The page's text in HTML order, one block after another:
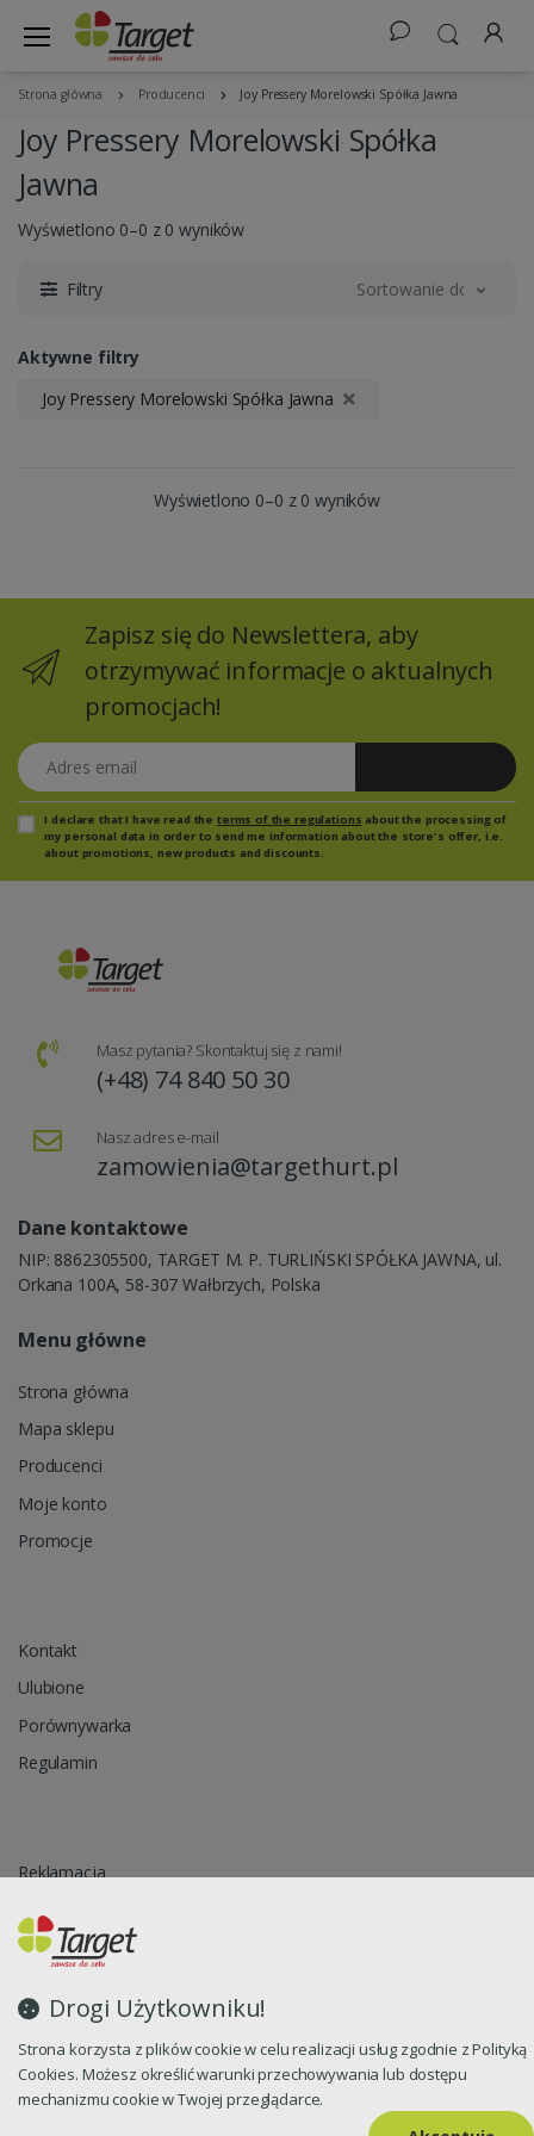
Drogi Użytkowniku!
Strona korzysta z plików cookie w celu realizacji usług zgodnie z Polityką
Cookies. Możesz określić warunki przechowywania lub dostępu
mechanizmu cookie w Twojej przeglądarce.
Strona główna Producenci Joy Pressery Morelowski Spółka Jawna
Joy Pressery Morelowski Spółka
Jawna
Wyświetlono 0–0 z 0 wyników
Filtry Sortowanie domyślne
Aktywne filtry
Joy Pressery Morelowski Spółka Jawna
Wyświetlono 0–0 z 0 wyników
Zapisz się do Newslettera, aby
otrzymywać informacje o aktualnych
promocjach!
Adres email
I declare that I have read the terms of the regulations about the processing of
my personal data in order to send me information about the store's offer, i.e.
about promotions, new products and discounts.
Masz pytania? Skontaktuj się z nami!
(+48) 74 840 50 30
Nasz adres e-mail
zamowienia@targethurt.pl
Dane kontaktowe
NIP: 8862305500, TARGET M. P. TURLIŃSKI SPÓŁKA JAWNA, ul.
Orkana 100A, 58-307 Wałbrzych, Polska
Menu główne
Strona główna
Mapa sklepu
Producenci
Moje konto
Promocje
Kontakt
Ulubione
Porównywarka
Regulamin
Reklamacja
Blog
Oprogramowanie sklepu internetowego dostarczaCStore.pl